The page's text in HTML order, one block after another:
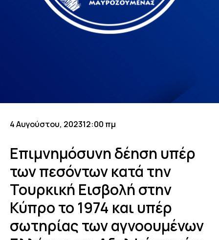
4 Αυγούστου, 202312:00 πμ
Επιμνημόσυνη δέηση υπέρ
των πεσόντων κατά την
Τουρκική Εισβολή στην
Κύπρο το 1974 και υπέρ
σωτηρίας των αγνοουμένων